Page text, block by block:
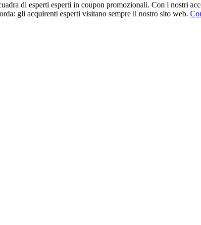
di esperti esperti in coupon promozionali. Con i nostri
gli acquirenti esperti visitano sempre il nostro sito web.